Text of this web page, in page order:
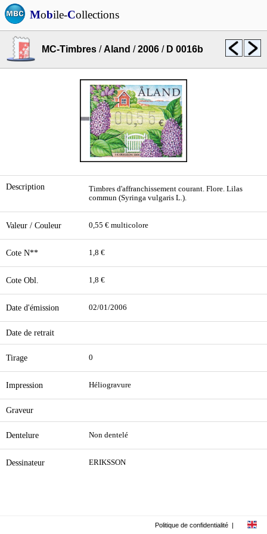
Mobile-Collections
MC-Timbres /Aland /2006 / D 0016b
Description
Timbres d'affranchissement courant. Flore. Lilas
commun (Syringa vulgaris L.).
Valeur / Couleur 0,55 € multicolore
Cote N** 1,8 €
Cote Obl. 1,8 €
Date d'émission 02/01/2006
Date de retrait
Tirage 0
Impression Héliogravure
Graveur
Dentelure Non dentelé
Dessinateur ERIKSSON
Politique de confidentialité |